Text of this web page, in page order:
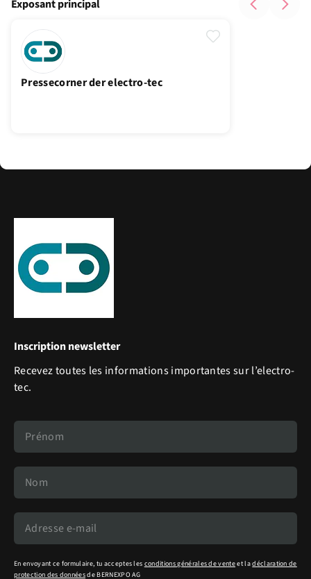
Pressecorner der electro-tec
Exposant principal
Inscription newsletter
Recevez toutes les informations importantes sur l’electro-
tec.
En envoyant ce formulaire, tu acceptes les conditions générales de venteet ladéclaration de
protection des donnéesde BERNEXPO AG